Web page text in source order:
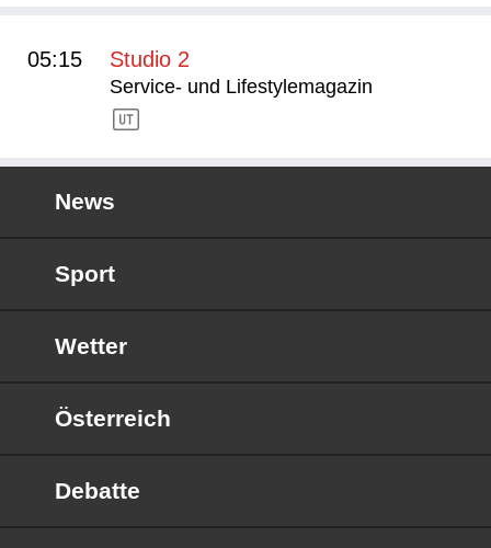
05:15 Studio 2
Service- und Lifestylemagazin
News
Sport
Wetter
Österreich
Debatte